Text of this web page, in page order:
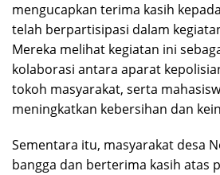
mengucapkan terima kasih
telah berpartisipasi dalam
Mereka melihat kegiatan ini
kolaborasi antara aparat
tokoh masyarakat, serta
meningkatkan kebersihan dan
Sementara itu, masyarakat desa
bangga dan berterima kasih atas